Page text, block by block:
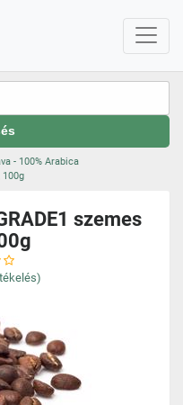
- 100% Arabica
100g
szemes